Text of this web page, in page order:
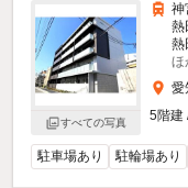
すべての写真
神
熱
熱
ほ
愛
5階建
駐車場あり 駐輪場あり